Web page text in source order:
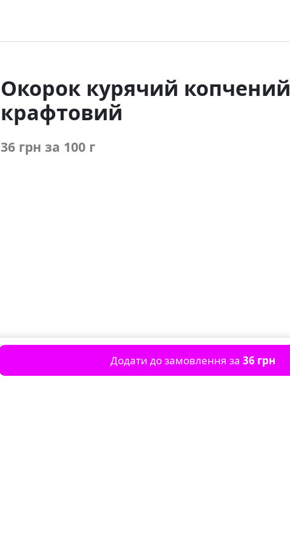
Окорок курячий копчений
крафтовий
36 грн за 100 г
Додати до замовлення за 36 грн